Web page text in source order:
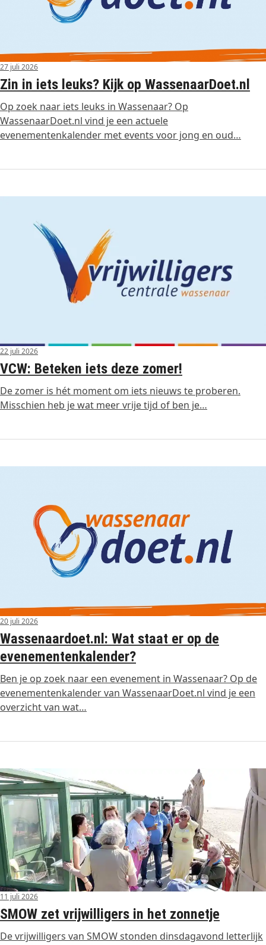
27 juli 2026
Zin in iets leuks? Kijk op WassenaarDoet.nl
Op zoek naar iets leuks in Wassenaar? Op
WassenaarDoet.nl vind je een actuele
evenementenkalender met events voor jong en oud…
22 juli 2026
VCW: Beteken iets deze zomer!
De zomer is hét moment om iets nieuws te proberen.
Misschien heb je wat meer vrije tijd of ben je…
20 juli 2026
Wassenaardoet.nl: Wat staat er op de
evenementenkalender?
Ben je op zoek naar een evenement in Wassenaar? Op de
evenementenkalender van WassenaarDoet.nl vind je een
overzicht van wat…
11 juli 2026
SMOW zet vrijwilligers in het zonnetje
De vrijwilligers van SMOW stonden dinsdagavond letterlijk